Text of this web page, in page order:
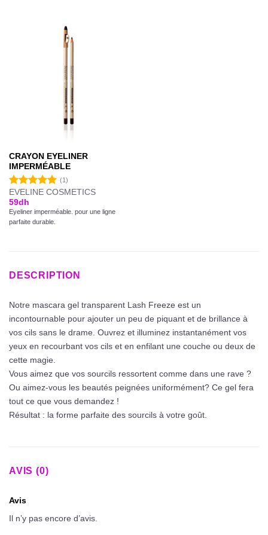
CRAYON EYELINER
IMPERMÉABLE
Note5.00
sur 5
(1)
EVELINE COSMETICS
59dh
Eyeliner imperméable. pour une ligne
parfaite durable.
DESCRIPTION
Notre mascara gel transparent Lash Freeze est un
incontournable pour ajouter un peu de piquant et de brillance à
vos cils sans le drame. Ouvrez et illuminez instantanément vos
yeux en recourbant vos cils et en enfilant une couche ou deux de
cette magie.
Vous aimez que vos sourcils ressortent comme dans une rave ?
Ou aimez-vous les beautés peignées uniformément? Ce gel fera
tout ce que vous demandez !
Résultat : la forme parfaite des sourcils à votre goût.
AVIS (0)
Avis
Il n’y pas encore d’avis.